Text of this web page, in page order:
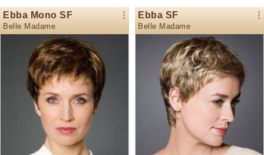
Ebba Mono SF
Belle Madame
Ebba SF
Belle Madame